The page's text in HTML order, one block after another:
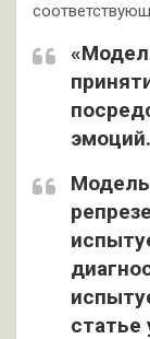
Модель